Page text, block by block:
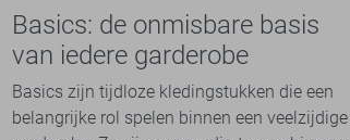
Basics: de onmisbare basis
van iedere garderobe
Basics zijn tijdloze kledingstukken die een
belangrijke rol spelen binnen een veelzijdige